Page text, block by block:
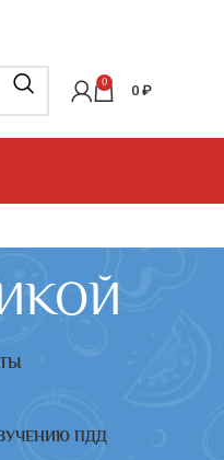
0
0 ₽
ПДД